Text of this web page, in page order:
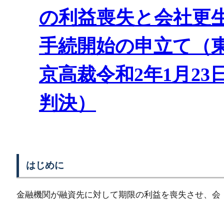
の利益喪失と会社更
手続開始の申立て（
京高裁令和2年1月23
判決）
はじめに
金融機関が融資先に対して期限の利益を喪失させ、会